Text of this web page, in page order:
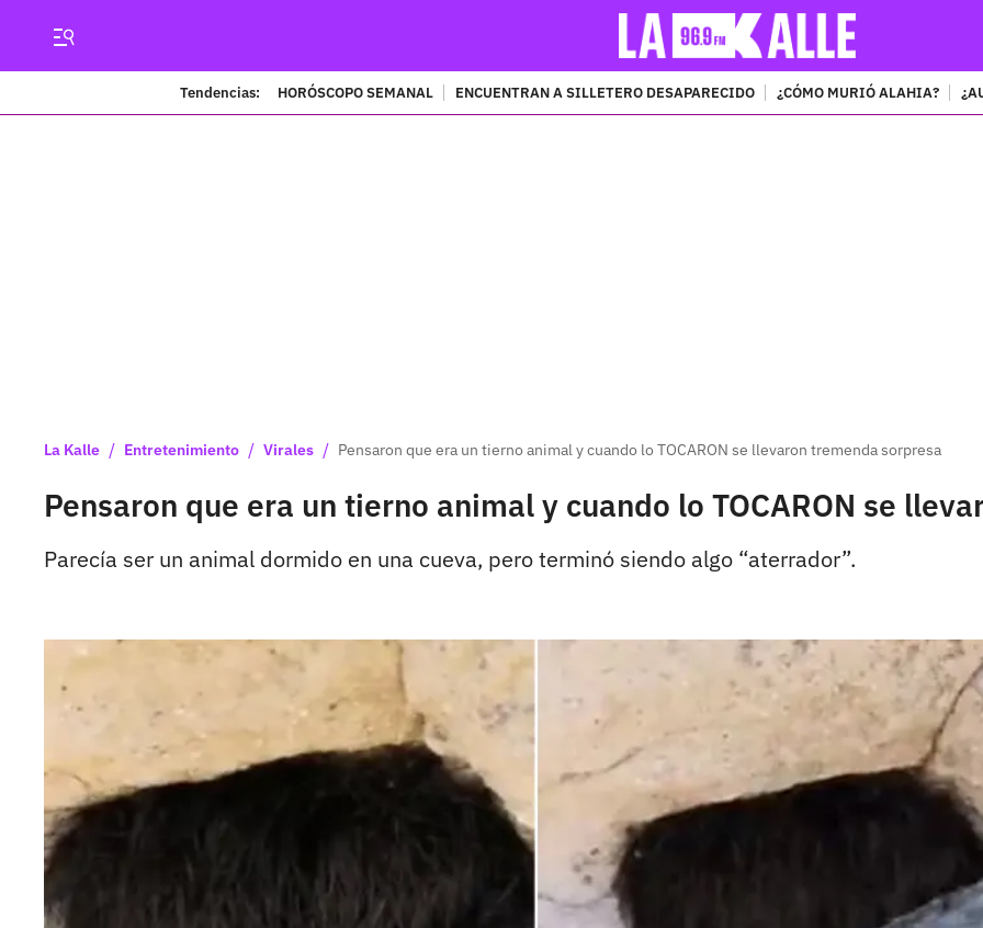
Tendencias: HORÓSCOPO SEMANAL ENCUENTRAN A SILLETERO DESAPARECIDO ¿CÓMO MURIÓ ALAHIA?
La Kalle / Entretenimiento / Virales / Pensaron que era un tierno animal y cuando lo TOCARON se llevaron tremenda sorpresa
Pensaron que era un tierno animal y cuando lo TOCARON se
Parecía ser un animal dormido en una cueva, pero terminó siendo algo “aterrador”.